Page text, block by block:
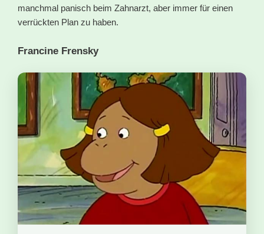
manchmal panisch beim Zahnarzt, aber immer für einen
verrückten Plan zu haben.
Francine Frensky